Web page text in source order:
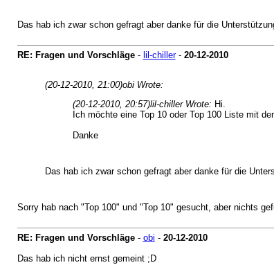
Das hab ich zwar schon gefragt aber danke für die
RE: Fragen und Vorschläge- lil-chiller- 20-12-2010
(20-12-2010, 21:00)obi Wrote:
(20-12-2010, 20:57)lil-chiller Wrote: Hi.
Ich möchte eine Top 10 oder Top 100 Liste mit
Danke
Das hab ich zwar schon gefragt aber danke für die
Sorry hab nach "Top 100" und "Top 10" gesucht, aber nichts
RE: Fragen und Vorschläge- obi - 20-12-2010
Das hab ich nicht ernst gemeint ;D